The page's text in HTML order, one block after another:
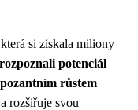
si získala miliony
potenciál
růstem
rozšiřuje svou